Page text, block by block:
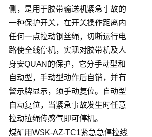
侧，是用于胶带输送机紧急事故的
一种保护开关，在开关操作距离内
任何一点拉动钢丝绳，切断运行电
路使全线停机，实现对胶带机及人
身安QUAN的保护，它分手动型和
自动型，手动型动作后自销，并有
警示牌显示，须手动复位。自动型
自动复位，当紧急事故发生时任意
拉动拉绳传感气即可停机。
煤矿用WSK-AZ-TC1紧急急停拉线